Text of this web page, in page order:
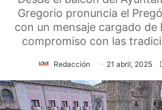
Gregorio pronuncia el
con un mensaje cargado
compromiso con las
Redacción 21 abril, 2025